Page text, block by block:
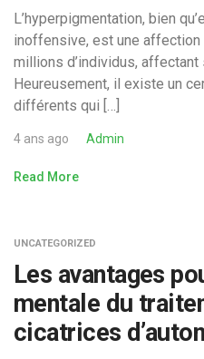
L’hyperpigmentation, bien
inoffensive, est une affection
millions d’individus,
Heureusement, il existe un
différents qui […]
4 ans ago Admin
Read More
UNCATEGORIZED
Les avantages
mentale du
cicatrices